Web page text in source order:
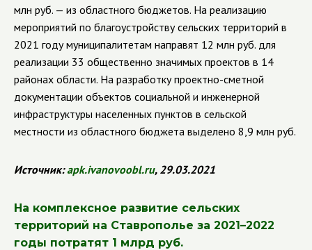
млн руб. — из областного бюджетов. На реализацию
мероприятий по благоустройству сельских территорий в
2021 году муниципалитетам направят 12 млн руб. для
реализации 33 общественно значимых проектов в 14
районах области. На разработку проектно-сметной
документации объектов социальной и инженерной
инфраструктуры населенных пунктов в сельской
местности из областного бюджета выделено 8,9 млн руб.
Источник:apk.ivanovoobl.ru, 29.03.2021
На комплексное развитие сельских
территорий на Ставрополье за 2021–2022
годы потратят 1 млрд руб.